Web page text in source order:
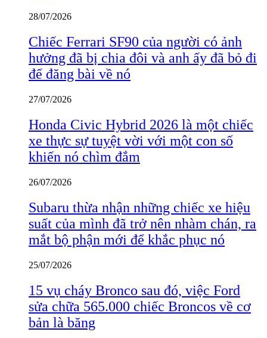
28/07/2026
Chiếc Ferrari SF90 của người có ảnh
hưởng đã bị chia đôi và anh ấy đã bỏ đi
để đăng bài về nó
27/07/2026
Honda Civic Hybrid 2026 là một chiếc
xe thực sự tuyệt vời với một con số
khiến nó chìm đắm
26/07/2026
Subaru thừa nhận những chiếc xe hiệu
suất của mình đã trở nên nhàm chán, ra
mắt bộ phận mới để khắc phục nó
25/07/2026
15 vụ cháy Bronco sau đó, việc Ford
sửa chữa 565.000 chiếc Broncos về cơ
bản là băng